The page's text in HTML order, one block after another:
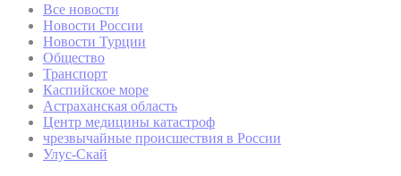
Все новости
Новости России
Новости Турции
Общество
Транспорт
Каспийское море
Астраханская область
Центр медицины катастроф
чрезвычайные происшествия в России
Улус-Скай